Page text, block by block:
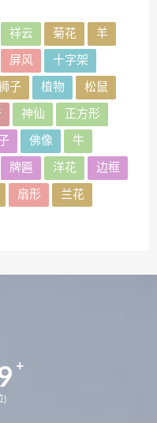
祥云 菊花 羊
屏风 十字架
子 植物 松鼠
神仙 正方形
佛像 牛
牌匾 洋花 边框
扇形 兰花
)